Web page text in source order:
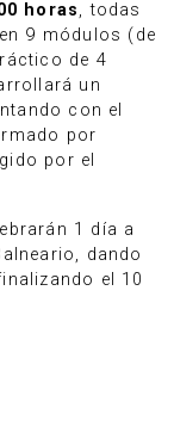
horas, todas
9 módulos (de
de 4
un
con el
por
por el
1 día a
dando
el 10